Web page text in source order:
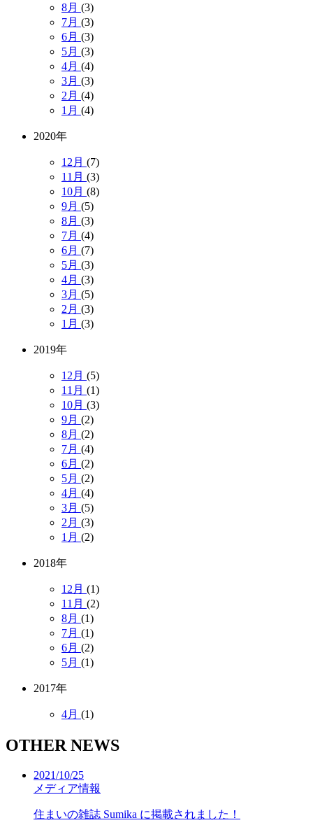
8月 (3)
7月 (3)
6月 (3)
5月 (3)
4月 (4)
3月 (3)
2月 (4)
1月 (4)
2020年
12月 (7)
11月 (3)
10月 (8)
9月 (5)
8月 (3)
7月 (4)
6月 (7)
5月 (3)
4月 (3)
3月 (5)
2月 (3)
1月 (3)
2019年
12月 (5)
11月 (1)
10月 (3)
9月 (2)
8月 (2)
7月 (4)
6月 (2)
5月 (2)
4月 (4)
3月 (5)
2月 (3)
1月 (2)
2018年
12月 (1)
11月 (2)
8月 (1)
7月 (1)
6月 (2)
5月 (1)
2017年
4月 (1)
OTHER NEWS
2021/10/25
メディア情報
住まいの雑誌 Sumika に掲載されました！